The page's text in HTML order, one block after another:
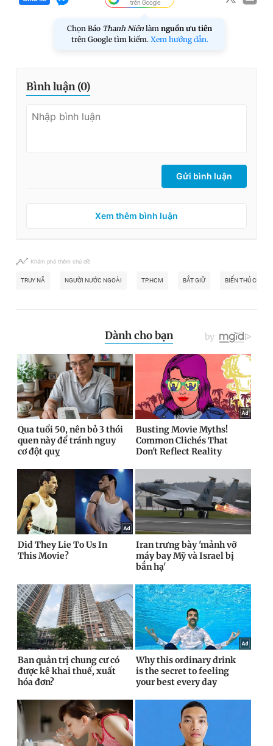
Chọn Báo Thanh Niên làm nguồn ưu tiên
trên Google tìm kiếm. Xem hướng dẫn.
Bình luận (0)
Gửi bình luận
Xem thêm bình luận
Khám phá thêm chủ đề
TRUY NÃ NGƯỜI NƯỚC NGOÀI TP.HCM BẮT GIỮ BIỂN THỦ CÔNG